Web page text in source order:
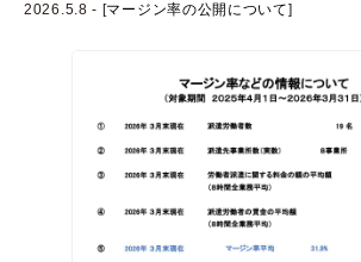
2026.5.8 - [マージン率の公開について]